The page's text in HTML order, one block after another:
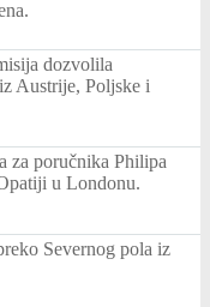
dozvolila
Austrije, Poljske i
za poručnika Philipa
u Londonu.
Severnog pola iz